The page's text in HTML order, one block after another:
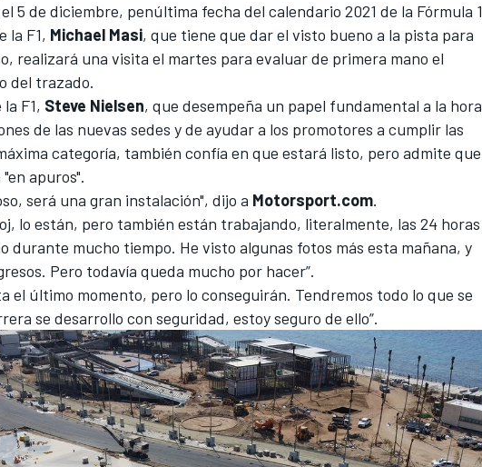
5 de diciembre, penúltima fecha del calendario 2021 de la Fórmula 1
la F1, Michael Masi, que tiene que dar el visto bueno a la pista para
realizará una visita el martes para evaluar de primera mano el
del trazado.
F1, Steve Nielsen, que desempeña un papel fundamental a la hora
de las nuevas sedes y de ayudar a los promotores a cumplir las
categoría, también confía en que estará listo, pero admite que
apuros".
será una gran instalación", dijo a Motorsport.com.
lo están, pero también están trabajando, literalmente, las 24 horas
durante mucho tiempo. He visto algunas fotos más esta mañana, y
Pero todavía queda mucho por hacer”.
el último momento, pero lo conseguirán. Tendremos todo lo que se
se desarrollo con seguridad, estoy seguro de ello”.